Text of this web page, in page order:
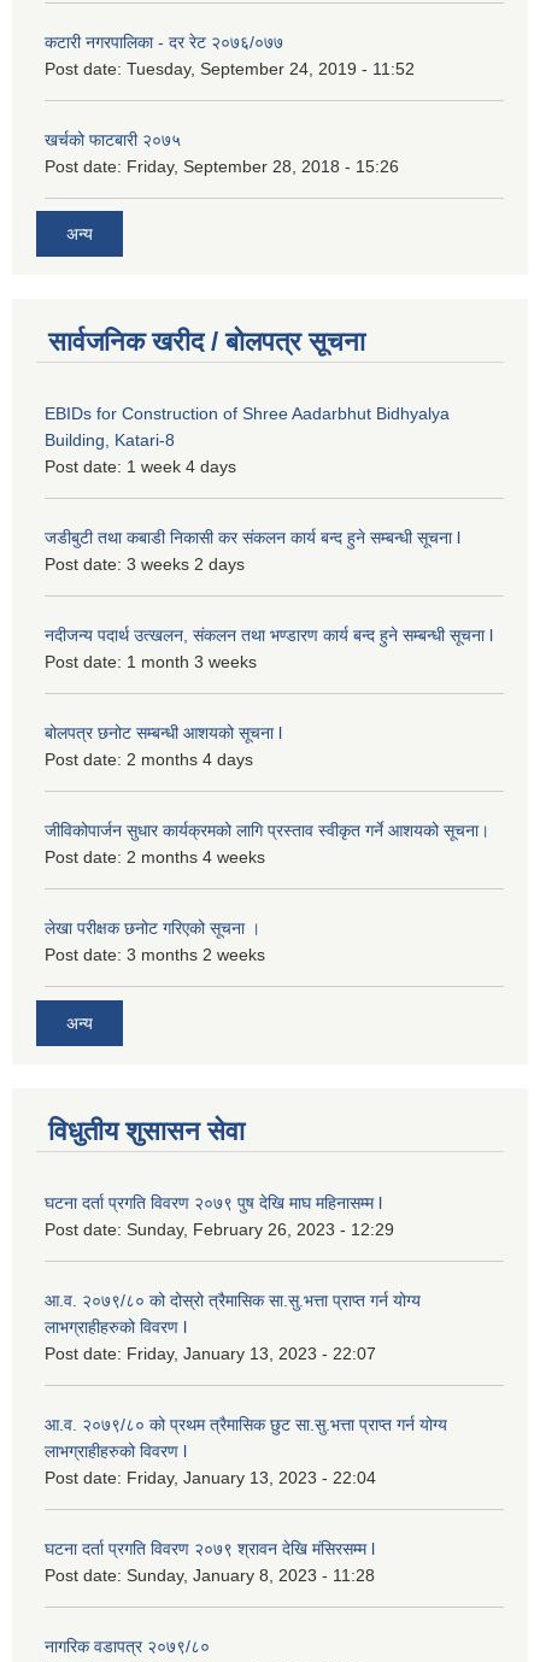
कटारी नगरपालिका - दर रेट २०७६/०७७
Post date: Tuesday, September 24, 2019 - 11:52
खर्चको फाटबारी २०७५
Post date: Friday, September 28, 2018 - 15:26
अन्य
सार्वजनिक खरीद / बोलपत्र सूचना
EBIDs for Construction of Shree Aadarbhut Bidhyalya
Building, Katari-8
Post date: 1 week 4 days
जडीबुटी तथा कबाडी निकासी कर संकलन कार्य बन्द हुने सम्बन्धी सूचना l
Post date: 3 weeks 2 days
नदीजन्य पदार्थ उत्खलन, संकलन तथा भण्डारण कार्य बन्द हुने सम्बन्धी सूचना l
Post date: 1 month 3 weeks
बोलपत्र छनोट सम्बन्धी आशयको सूचना l
Post date: 2 months 4 days
जीविकोपार्जन सुधार कार्यक्रमको लागि प्रस्ताव स्वीकृत गर्ने आशयको सूचना।
Post date: 2 months 4 weeks
लेखा परीक्षक छनोट गरिएको सूचना ।
Post date: 3 months 2 weeks
अन्य
विधुतीय शुसासन सेवा
घटना दर्ता प्रगति विवरण २०७९ पुष देखि माघ महिनासम्म l
Post date: Sunday, February 26, 2023 - 12:29
आ.व. २०७९/८० को दोस्रो त्रैमासिक सा.सु.भ‍त्ता प्राप्त गर्न योग्य
लाभग्राहीहरुको विवरण l
Post date: Friday, January 13, 2023 - 22:07
आ.व. २०७९/८० को प्रथम त्रैमासिक छुट सा.सु.भ‍त्ता प्राप्त गर्न योग्य
लाभग्राहीहरुको विवरण l
Post date: Friday, January 13, 2023 - 22:04
घटना दर्ता प्रगति विवरण २०७९ श्रावन देखि मंसिरसम्म l
Post date: Sunday, January 8, 2023 - 11:28
नागरिक वडापत्र २०७९/८०